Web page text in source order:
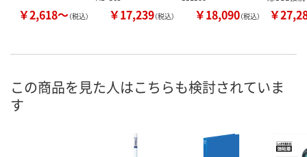
￥2,618～（税込） ￥17,239（税込） ￥18,090（税込） ￥
この商品を見た人はこちらも検討されていま
す